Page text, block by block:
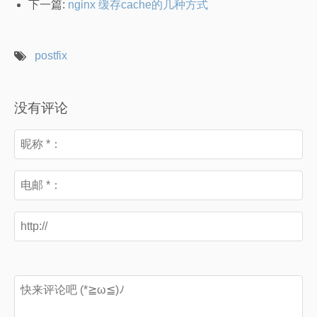
下一篇: nginx 缓存cache的几种方式
postfix
没有评论